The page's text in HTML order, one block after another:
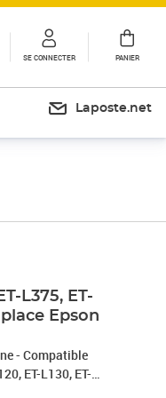
SE CONNECTER PANIER
Laposte.net
L375, ET-
Epson
ET-L130, ET-
ET-L310,